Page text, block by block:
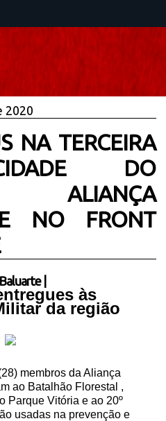
2020
NA TERCEIRA
DO
ALIANÇA
NO FRONT
às
da região
membros da Aliança
ao Batalhão Florestal ,
Parque Vitória e ao 20º
usadas na prevenção e